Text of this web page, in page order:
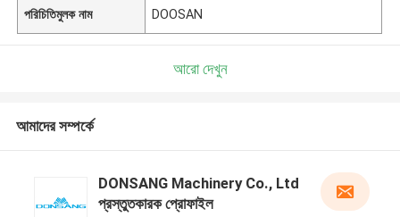
পরিচিতিমুলক নাম DOOSAN
আরো দেখুন
আমাদের সম্পর্কে
DONSANG Machinery Co., Ltd
প্রস্তুতকারক প্রোফাইল